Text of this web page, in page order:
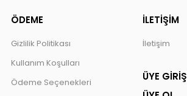
ÖDEME
Gizlilik Politikası
Kullanım Koşulları
Ödeme Seçenekleri
İLETİŞİM
İletişim
ÜYE GİRİŞİ